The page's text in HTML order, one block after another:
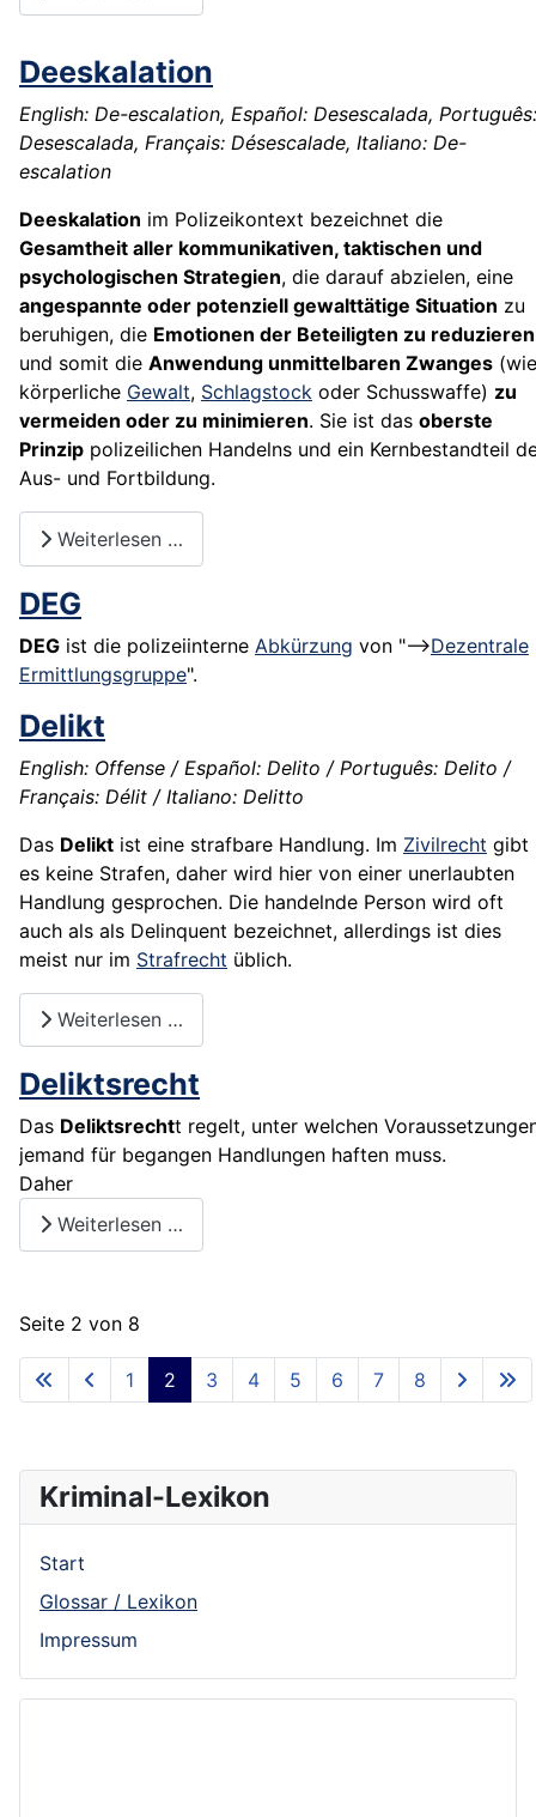
Deeskalation
English: De-escalation, Español: Desescalada, Português:
Desescalada, Français: Désescalade, Italiano: De-
escalation
Deeskalation im Polizeikontext bezeichnet die
Gesamtheit aller kommunikativen, taktischen und
psychologischen Strategien, die darauf abzielen, eine
angespannte oder potenziell gewalttätige Situation zu
beruhigen, die Emotionen der Beteiligten zu reduzieren
und somit die Anwendung unmittelbaren Zwanges (wie
körperliche Gewalt, Schlagstock oder Schusswaffe) zu
vermeiden oder zu minimieren. Sie ist das oberste
Prinzip polizeilichen Handelns und ein Kernbestandteil
Aus- und Fortbildung.
Weiterlesen …
DEG
DEG ist die polizeiinterne Abkürzung von "-->Dezentrale
Ermittlungsgruppe".
Delikt
English: Offense / Español: Delito / Português: Delito /
Français: Délit / Italiano: Delitto
Das Delikt ist eine strafbare Handlung. Im Zivilrecht gibt
es keine Strafen, daher wird hier von einer unerlaubten
Handlung gesprochen. Die handelnde Person wird oft
auch als als Delinquent bezeichnet, allerdings ist dies
meist nur im Strafrecht üblich.
Weiterlesen …
Deliktsrecht
Das Deliktsrechtt regelt, unter welchen
jemand für begangen Handlungen haften muss.
Daher
Weiterlesen …
Seite 2 von 8
1 2 3 4 5 6 7 8
Kriminal-Lexikon
Start
Glossar / Lexikon
Impressum